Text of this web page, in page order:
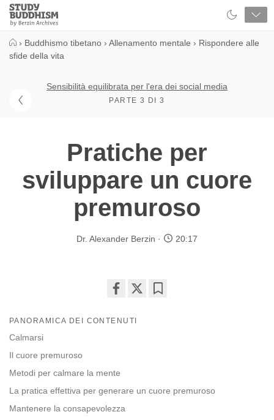
Close
Study
Buddhism
› Buddhismo tibetano › Allenamento mentale › Rispondere alle
sfide della vita
Sensibilità equilibrata per l'era dei social media
PARTE 3 DI 3
Pratiche per
sviluppare un cuore
premuroso
Dr. Alexander Berzin 20:17
on
PANORAMICA DEI CONTENUTI
Calmarsi
Il cuore premuroso
Metodi per calmare la mente
La pratica effettiva per generare un cuore premuroso
Mantenere la consapevolezza